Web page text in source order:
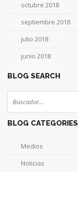
octubre 2018
septiembre 2018
julio 2018
junio 2018
BLOG SEARCH
BLOG CATEGORIES
Medios
Noticias